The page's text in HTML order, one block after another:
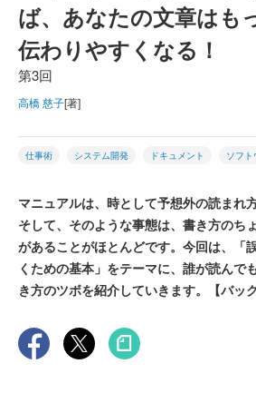
ば、あなたの文章はも
伝わりやすくなる！
第3回
高橋 慈子[著]
仕事術 システム開発 ドキュメント ソフ
マニュアルは、時として予想外の読まれ
そして、そのような事態は、書き方のち
があることがほとんどです。今回は、「
くための基本」をテーマに、誰が読んで
き方のツボを紹介していきます。【バッ